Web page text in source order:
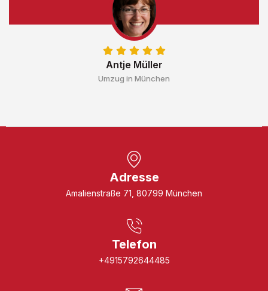
Antje Müller
Umzug in München
Adresse
Amalienstraße 71, 80799 München
Telefon
+4915792644485